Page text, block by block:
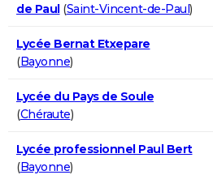
de Paul(Saint-Vincent-de-Paul)
Lycée Bernat Etxepare
(Bayonne)
Lycée du Pays de Soule
(Chéraute)
Lycée professionnel Paul Bert
(Bayonne)